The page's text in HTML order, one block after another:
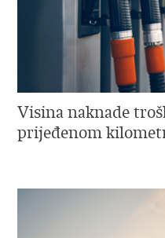
Visina naknade
prijeđenom